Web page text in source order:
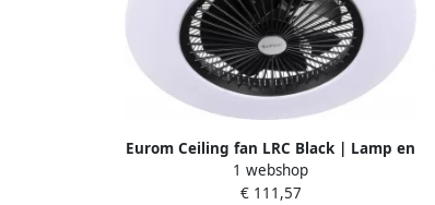
Eurom Ceiling fan LRC Black | Lamp en
ventilator in 1 | ø 58 cm | 385298
1 webshop
€ 111,57